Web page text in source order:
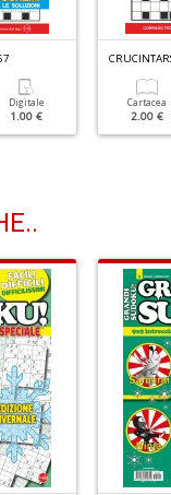
Digitale
1.00 €
Cartacea
2.00 €